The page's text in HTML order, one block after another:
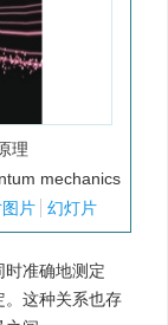
理
mechanics
片 幻灯片
时准确地测定
。这种关系也存